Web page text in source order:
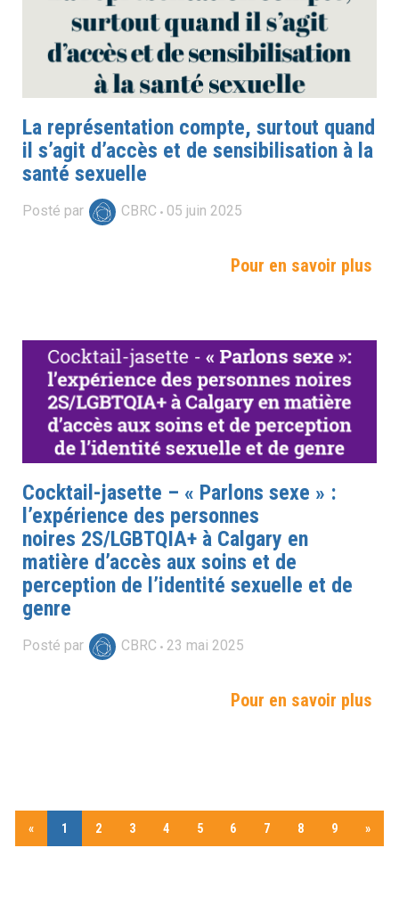
La représentation compte, surtout quand
il s’agit d’accès et de sensibilisation à la
santé sexuelle
Posté par CBRC 05 juin 2025
Pour en savoir plus
Cocktail-jasette – « Parlons sexe » :
l’expérience des personnes
noires 2S/LGBTQIA+ à Calgary en
matière d’accès aux soins et de
perception de l’identité sexuelle et de
genre
Posté par CBRC 23 mai 2025
Pour en savoir plus
« 1 2 3 4 5 6 7 8 9 »